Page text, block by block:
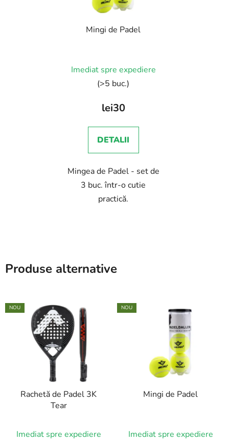
Mingi de Padel
Imediat spre expediere
(>5 buc.)
lei30
DETALII
Mingea de Padel - set de
3 buc. într-o cutie
practică.
Produse alternative
NOU
Rachetă de Padel 3K
Tear
Imediat spre expediere
NOU
Mingi de Padel
Imediat spre expediere